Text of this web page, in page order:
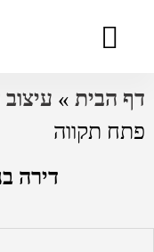
דף הבית »
פתח תקווה
דירה